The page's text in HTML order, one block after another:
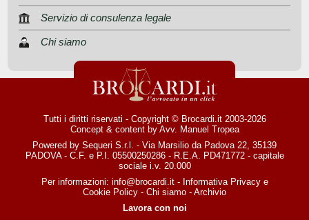
Servizio di consulenza legale
Chi siamo
Tutti i diritti riservati - Copyright © Brocardi.it 2003-2026
Concept & content by Avv. Manuel Tropea
Powered by Sequeri S.r.l. - Via Marsilio da Padova 22, 35139
PADOVA - C.F. e P.I. 05500250286 - R.E.A. PD471772 - capitale
sociale i.v. 20.000
Per informazioni: info@brocardi.it- Informativa Privacye
Cookie Policy - Chi siamo - Archivio
Lavora con noi